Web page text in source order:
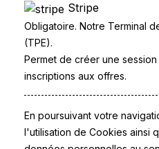
CandidatLibre.net
Conditions générales
Contact
Le Permis
Examen du permis
La Conduite
Questions
Réglementation
Stripe
Obligatoire. Notre Terminal
(TPE).
Permet de créer une
inscriptions aux offres.
En poursuivant votre
l'utilisation de Cookies ainsi